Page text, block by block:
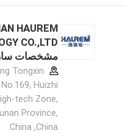
HAUREM
CO.,LTD
مشخصات
Tongxin
Huizhi
tech Zone,
Province,
China ,China